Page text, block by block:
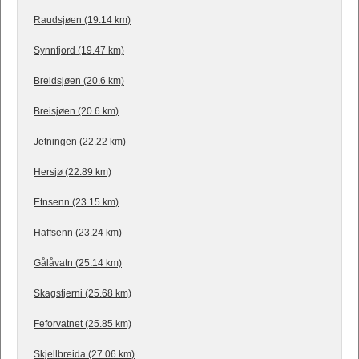
Raudsjøen (19.14 km)
Synnfjord (19.47 km)
Breidsjøen (20.6 km)
Breisjøen (20.6 km)
Jetningen (22.22 km)
Hersjø (22.89 km)
Etnsenn (23.15 km)
Haffsenn (23.24 km)
Gålåvatn (25.14 km)
Skagstjerni (25.68 km)
Feforvatnet (25.85 km)
Skjellbreida (27.06 km)